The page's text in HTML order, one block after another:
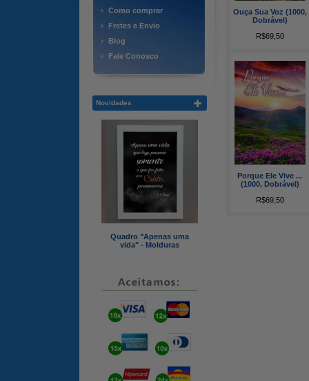
Como comprar
Fretes e Envio
Blog
Fale Conosco
Novidades
Quadro "Apenas uma
vida" - Molduras
Ouça Sua Voz (1000,
Dobrável)
R$69,50
Porque Ele Vive ...
(1000, Dobrável)
R$69,50